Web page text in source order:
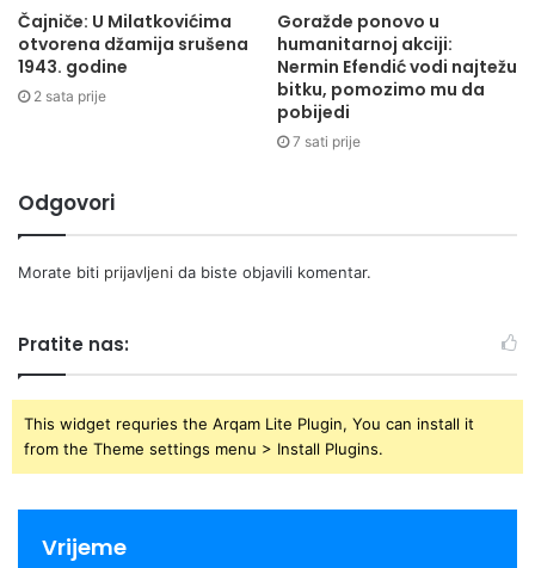
Čajniče: U Milatkovićima
otvorena džamija srušena
1943. godine
2 sata prije
Goražde ponovo u
humanitarnoj akciji:
Nermin Efendić vodi najtežu
bitku, pomozimo mu da
pobijedi
7 sati prije
Odgovori
Morate biti prijavljeni da biste objavili komentar.
Pratite nas:
This widget requries the Arqam Lite Plugin, You can install it
from the Theme settings menu > Install Plugins.
Vrijeme